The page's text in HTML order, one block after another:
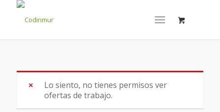
Lo siento, no tienes permisos ver
ofertas de trabajo.